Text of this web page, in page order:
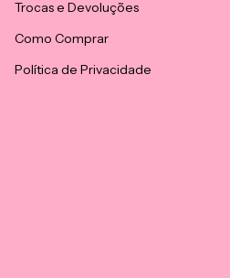
Trocas e Devoluções
Como Comprar
Política de Privacidade